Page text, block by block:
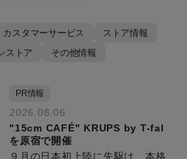
カスタマーサービス
ストア情報
ストア
その他情報
PR情報
2026.08.06
"15cm CAFÉ" KRUPS by T-fal
を原宿で開催
９月の日本初上陸に先駆け、本格